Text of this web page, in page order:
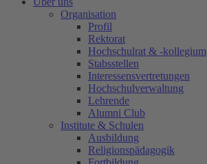
Organisation
Profil
Rektorat
Hochschulrat & -kollegium
Stabsstellen
Interessensvertretungen
Hochschulverwaltung
Lehrende
Alumni Club
Institute & Schulen
Ausbildung
Religionspädagogik